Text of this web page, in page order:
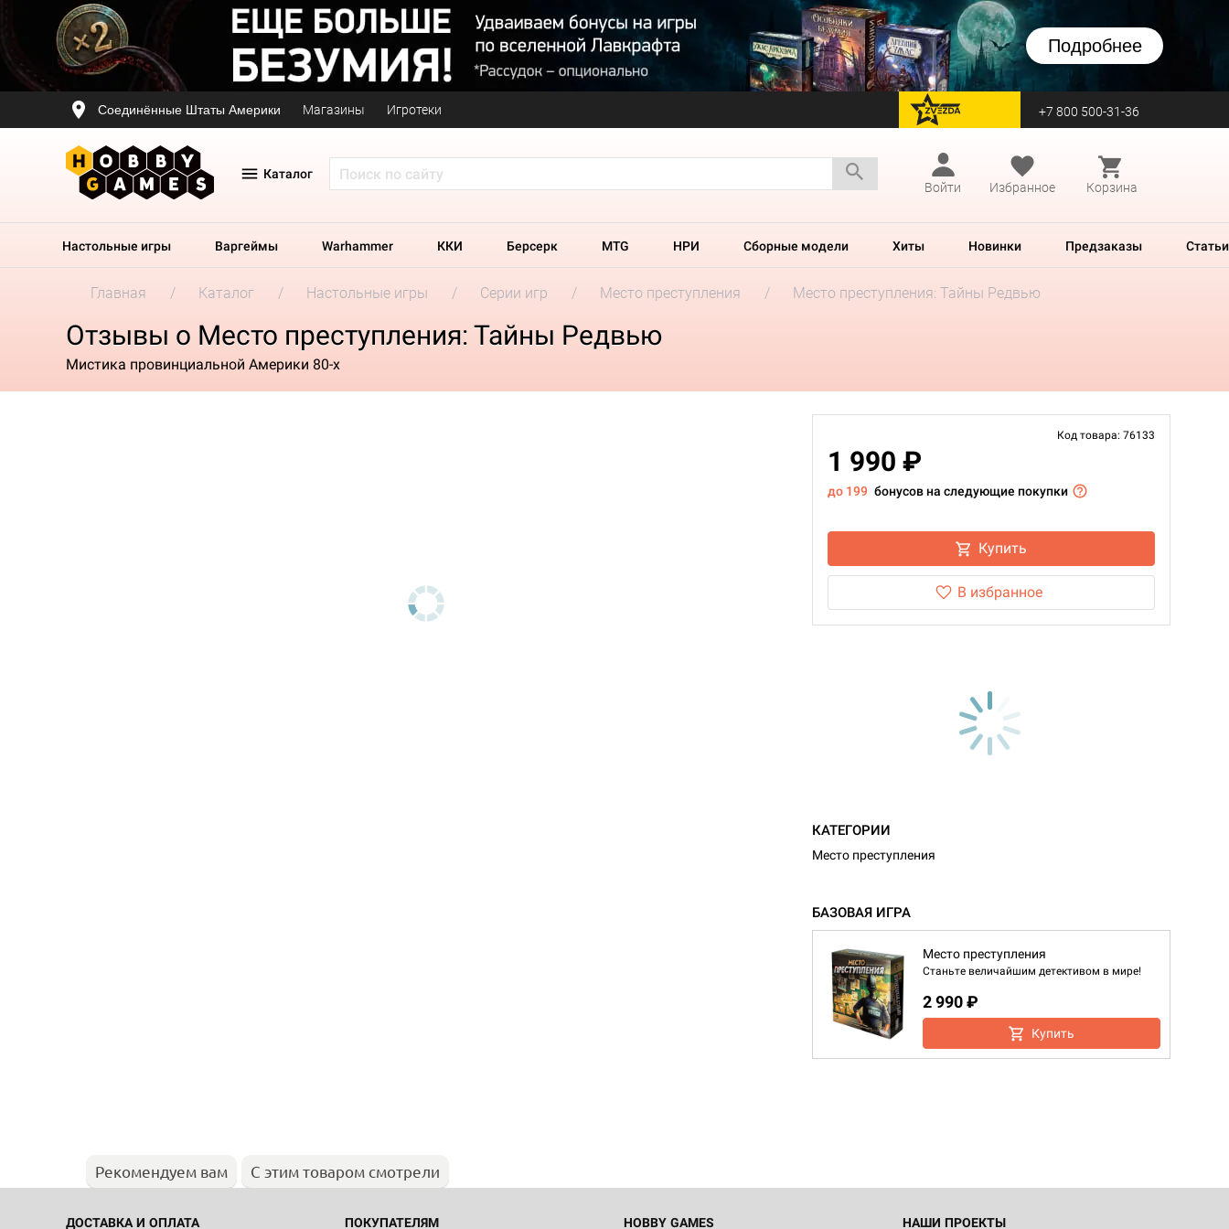
Подробнее
Соединённые Штаты Америки Магазины Игротеки перейти на Zvezda +7 800 500-31-36
Каталог
Войти
Избранное Корзина
Настольные игры Варгеймы Warhammer ККИ Берсерк MTG НРИ Сборные модели Хиты Новинки Предзаказы Статьи
Главная Каталог Настольные игры Серии игр Место преступления Место преступления: Тайны Редвью
Отзывы о Место преступления: Тайны Редвью
Мистика провинциальной Америки 80-х
Код товара: 76133
1 990 ₽
до 199 бонусов на следующие покупки
Купить
В избранное
КАТЕГОРИИ
Место преступления
БАЗОВАЯ ИГРА
Место преступления
Станьте величайшим детективом в мире!
2 990 ₽
Купить
Рекомендуем вам С этим товаром смотрели
ДОСТАВКА И ОПЛАТА ПОКУПАТЕЛЯМ HOBBY GAMES НАШИ ПРОЕКТЫ